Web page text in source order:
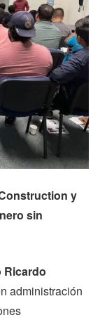
y
sin
Ricardo
administración